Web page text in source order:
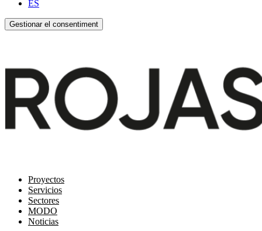
ES
Gestionar el consentiment
Proyectos
Servicios
Sectores
MODO
Noticias